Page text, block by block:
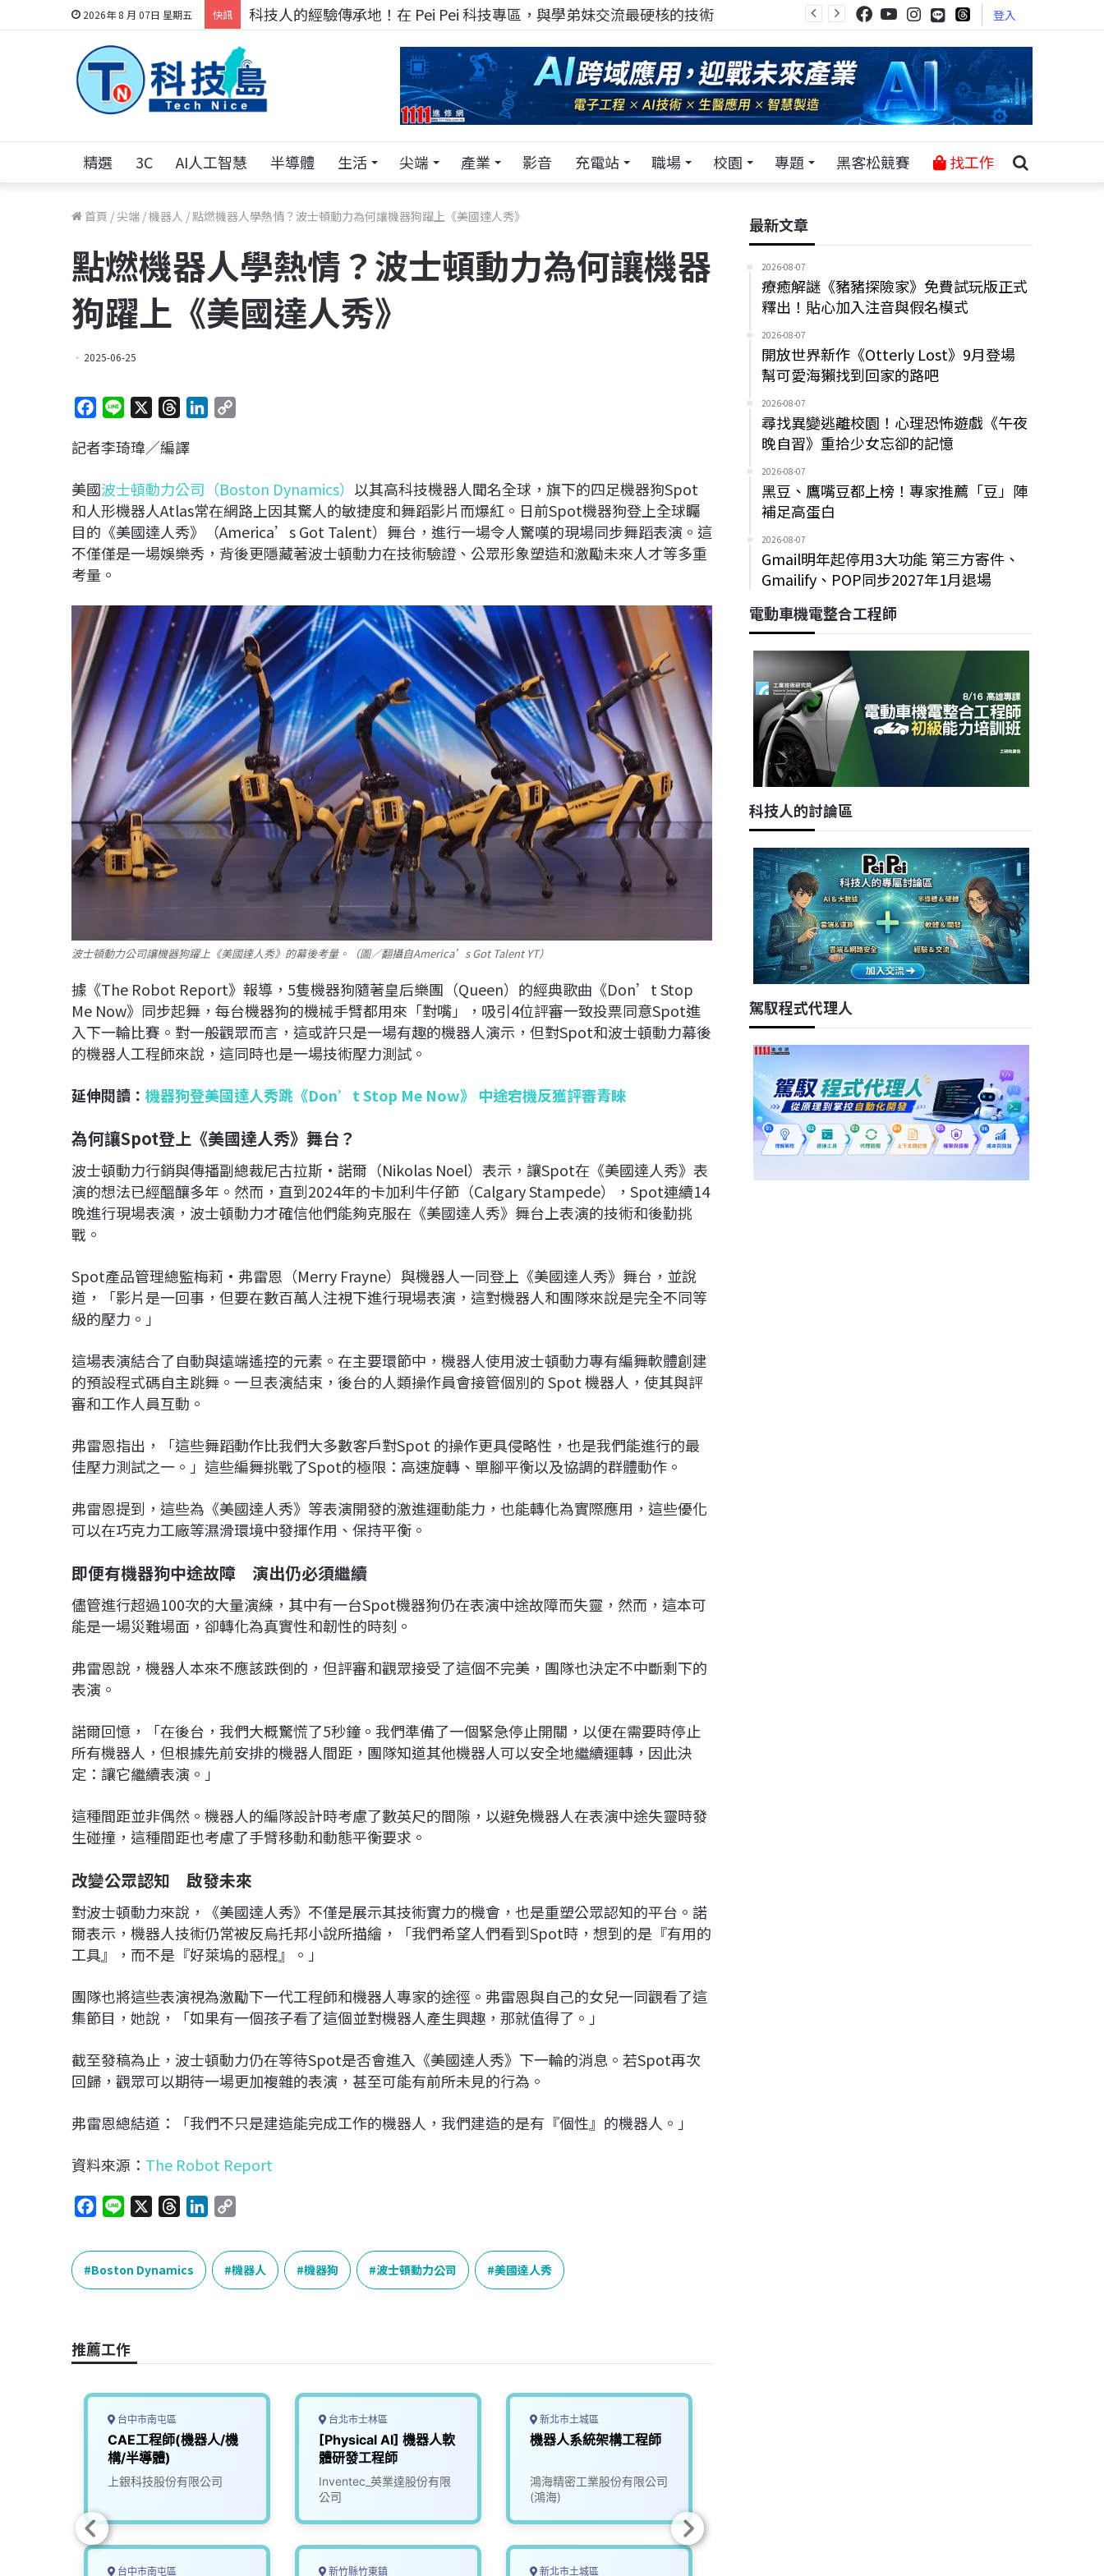
2026年 8 月 07日 星期五 快訊 科技人的經驗傳承地！在 Pei Pei 科技專區，與學弟妹交流最硬核的技術 登入
精選 3C AI人工智慧 半導體 生活 尖端 產業 影音 充電站 職場 校園 專題 黑客松競賽 找工作
首頁 /尖端 /機器人 /點燃機器人學熱情？波士頓動力為何讓機器狗躍上《美國達人秀》
點燃機器人學熱情？波士頓動力為何讓機器
狗躍上《美國達人秀》
2025-06-25
c
b
o
o
k
n
r
a
d
s
e
d
n
L
i
n
k
記者李琦瑋／編譯
美國波士頓動力公司（Boston Dynamics） 以其高科技機器人聞名全球，旗下的四足機器狗Spot
和人形機器人Atlas常在網路上因其驚人的敏捷度和舞蹈影片而爆紅。日前Spot機器狗登上全球矚
目的《美國達人秀》（America’s Got Talent）舞台，進行一場令人驚嘆的現場同步舞蹈表演。這
不僅僅是一場娛樂秀，背後更隱藏著波士頓動力在技術驗證、公眾形象塑造和激勵未來人才等多重
考量。
波士頓動力公司讓機器狗躍上《美國達人秀》的幕後考量。（圖／翻攝自America’s Got Talent YT）
據《The Robot Report》報導，5隻機器狗隨著皇后樂團（Queen）的經典歌曲《Don’t Stop
Me Now》同步起舞，每台機器狗的機械手臂都用來「對嘴」，吸引4位評審一致投票同意Spot進
入下一輪比賽。對一般觀眾而言，這或許只是一場有趣的機器人演示，但對Spot和波士頓動力幕後
的機器人工程師來說，這同時也是一場技術壓力測試。
延伸閱讀： 機器狗登美國達人秀跳《Don’t Stop Me Now》 中途宕機反獲評審青睞
為何讓Spot登上《美國達人秀》舞台？
波士頓動力行銷與傳播副總裁尼古拉斯·諾爾（Nikolas Noel）表示，讓Spot在《美國達人秀》表
演的想法已經醞釀多年。然而，直到2024年的卡加利牛仔節（Calgary Stampede），Spot連續14
晚進行現場表演，波士頓動力才確信他們能夠克服在《美國達人秀》舞台上表演的技術和後勤挑
戰。
Spot產品管理總監梅莉·弗雷恩（Merry Frayne）與機器人一同登上《美國達人秀》舞台，並說
道，「影片是一回事，但要在數百萬人注視下進行現場表演，這對機器人和團隊來說是完全不同等
級的壓力。」
這場表演結合了自動與遠端遙控的元素。在主要環節中，機器人使用波士頓動力專有編舞軟體創建
的預設程式碼自主跳舞。一旦表演結束，後台的人類操作員會接管個別的 Spot 機器人，使其與評
審和工作人員互動。
弗雷恩指出，「這些舞蹈動作比我們大多數客戶對Spot 的操作更具侵略性，也是我們能進行的最
佳壓力測試之一。」這些編舞挑戰了Spot的極限：高速旋轉、單腳平衡以及協調的群體動作。
弗雷恩提到，這些為《美國達人秀》等表演開發的激進運動能力，也能轉化為實際應用，這些優化
可以在巧克力工廠等濕滑環境中發揮作用、保持平衡。
即便有機器狗中途故障 演出仍必須繼續
儘管進行超過100次的大量演練，其中有一台Spot機器狗仍在表演中途故障而失靈，然而，這本可
能是一場災難場面，卻轉化為真實性和韌性的時刻。
弗雷恩說，機器人本來不應該跌倒的，但評審和觀眾接受了這個不完美，團隊也決定不中斷剩下的
表演。
諾爾回憶，「在後台，我們大概驚慌了5秒鐘。我們準備了一個緊急停止開關，以便在需要時停止
所有機器人，但根據先前安排的機器人間距，團隊知道其他機器人可以安全地繼續運轉，因此決
定：讓它繼續表演。」
這種間距並非偶然。機器人的編隊設計時考慮了數英尺的間隙，以避免機器人在表演中途失靈時發
生碰撞，這種間距也考慮了手臂移動和動態平衡要求。
改變公眾認知 啟發未來
對波士頓動力來說，《美國達人秀》不僅是展示其技術實力的機會，也是重塑公眾認知的平台。諾
爾表示，機器人技術仍常被反烏托邦小說所描繪，「我們希望人們看到Spot時，想到的是『有用的
工具』，而不是『好萊塢的惡棍』。」
團隊也將這些表演視為激勵下一代工程師和機器人專家的途徑。弗雷恩與自己的女兒一同觀看了這
集節目，她說，「如果有一個孩子看了這個並對機器人產生興趣，那就值得了。」
截至發稿為止，波士頓動力仍在等待Spot是否會進入《美國達人秀》下一輪的消息。若Spot再次
回歸，觀眾可以期待一場更加複雜的表演，甚至可能有前所未見的行為。
弗雷恩總結道：「我們不只是建造能完成工作的機器人，我們建造的是有『個性』的機器人。」
資料來源： The Robot Report
c
e
b
k
n
e
r
e
a
k
p
y
L
Boston Dynamics 機器人 機器狗 波士頓動力公司 美國達人秀
推薦工作
台中市南屯區
CAE工程師(機器人/機
構/半導體)
上銀科技股份有限公司
台中市南屯區
台北市士林區
[Physical AI] 機器人軟
體研發工程師
Inventec_英業達股份有限
公司
新竹縣竹東鎮
新北市土城區
機器人系統架構工程師
鴻海精密工業股份有限公司
(鴻海)
新北市土城區
最新文章
2026-08-07
療癒解謎《豬豬探險家》免費試玩版正式
釋出！貼心加入注音與假名模式
2026-08-07
開放世界新作《Otterly Lost》9月登場
幫可愛海獺找到回家的路吧
2026-08-07
尋找異變逃離校園！心理恐怖遊戲《午夜
晚自習》重拾少女忘卻的記憶
2026-08-07
黑豆、鷹嘴豆都上榜！專家推薦「豆」陣
補足高蛋白
2026-08-07
Gmail明年起停用3大功能 第三方寄件、
Gmailify、POP同步2027年1月退場
電動車機電整合工程師
科技人的討論區
駕馭程式代理人